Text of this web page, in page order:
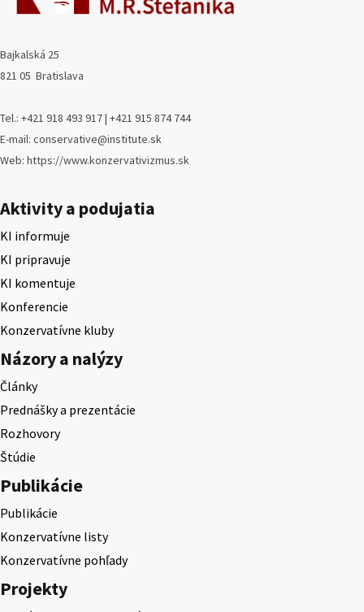
Bajkalská 25
821 05 Bratislava
Tel.: +421 918 493 917 | +421 915 874 744
E-mail: conservative@institute.sk
Web: https://www.konzervativizmus.sk
Aktivity a podujatia
KI informuje
KI pripravuje
KI komentuje
Konferencie
Konzervatívne kluby
Názory a nalýzy
Články
Prednášky a prezentácie
Rozhovory
Štúdie
Publikácie
Publikácie
Konzervatívne listy
Konzervatívne pohľady
Projekty